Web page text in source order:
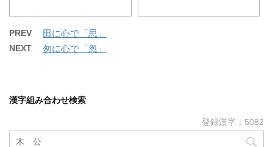
PREV 田に心で「思」
NEXT 匆に心で「怱」
漢字組み合わせ検索
登録漢字：5082